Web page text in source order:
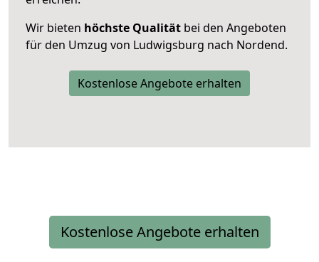
Wir bieten höchste Qualität bei den Angeboten
für den Umzug von Ludwigsburg nach Nordend.
Kostenlose Angebote erhalten
Kostenlose Angebote erhalten